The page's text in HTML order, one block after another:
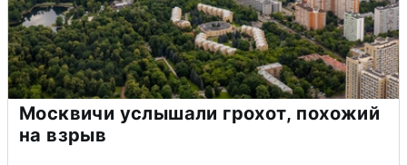
Москвичи услышали грохот, похожий
на взрыв